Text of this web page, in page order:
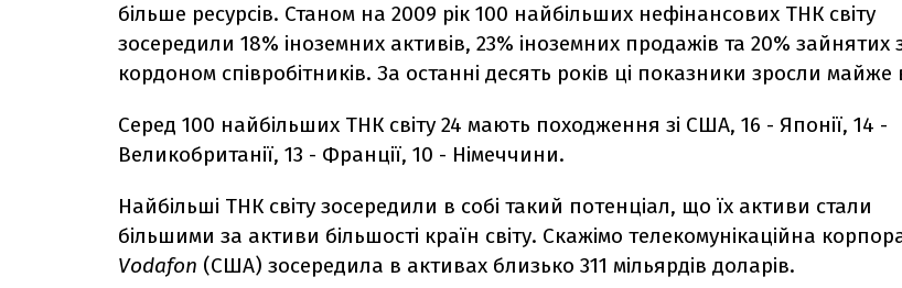
більше ресурсів. Станом на 2009 рік 100 найбільших нефінансових ТНК світу
зосередили 18% іноземних активів, 23% іноземних продажів та 20% зайнятих
кордоном співробітників. За останні десять років ці показники зросли майже
Серед 100 найбільших ТНК світу 24 мають походження зі США, 16 - Японії, 14 -
Великобританії, 13 - Франції, 10 - Німеччини.
Найбільші ТНК світу зосередили в собі такий потенціал, що їх активи стали
більшими за активи більшості країн світу. Скажімо телекомунікаційна
Vodafon (США) зосередила в активах близько 311 мільярдів доларів.